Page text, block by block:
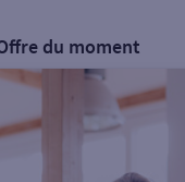
du moment